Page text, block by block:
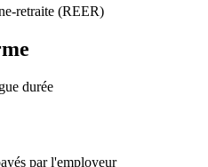
retraite (REER)
durée
par l'employeur